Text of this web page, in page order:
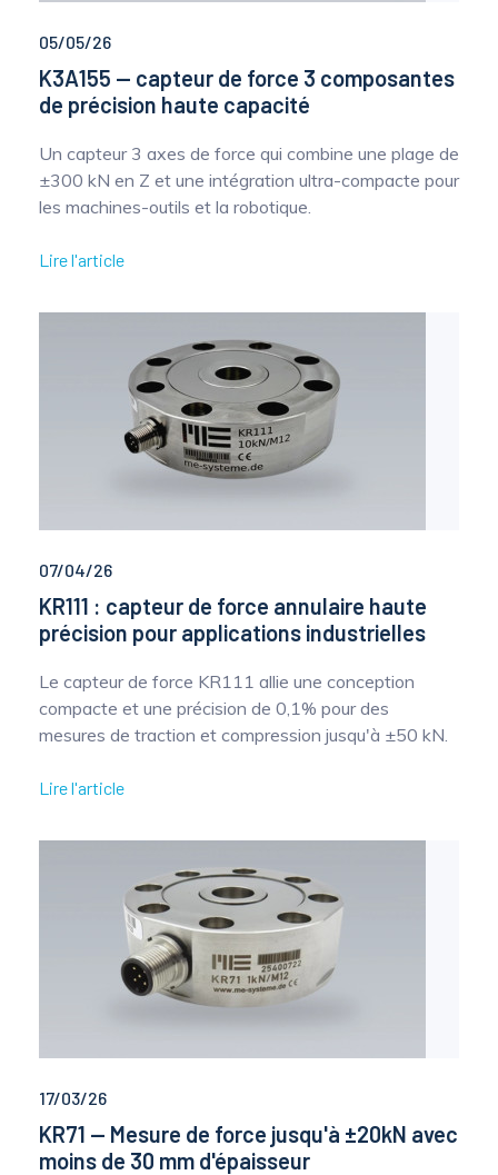
05/05/26
K3A155 — capteur de force 3 composantes
de précision haute capacité
Un capteur 3 axes de force qui combine une plage de
±300 kN en Z et une intégration ultra-compacte pour
les machines-outils et la robotique.
Lire l'article
07/04/26
KR111 : capteur de force annulaire haute
précision pour applications industrielles
Le capteur de force KR111 allie une conception
compacte et une précision de 0,1% pour des
mesures de traction et compression jusqu'à ±50 kN.
Lire l'article
17/03/26
KR71 — Mesure de force jusqu'à ±20kN avec
moins de 30 mm d'épaisseur